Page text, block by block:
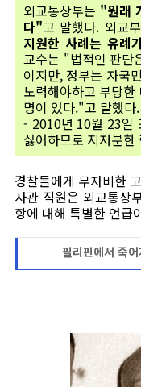
외교통상부는 "원래
다"고 말했다. 외교
지원한 사례는 유례
교수는 "법적인 판단
이지만, 정부는 자국
노력해야하고 부당
명이 있다."고 말했다.
- 2010년 10월 23일
싫어하므로 지저분
경찰들에게 무자비한
사관 직원은 외교통상
항에 대해 특별한 언급
필리핀에서 죽